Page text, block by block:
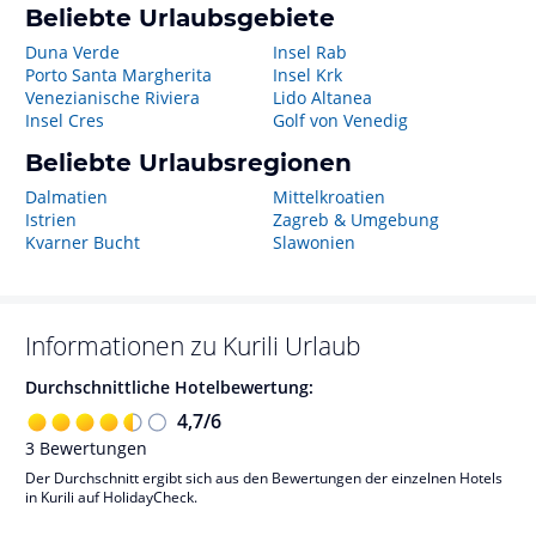
Beliebte Urlaubsgebiete
Duna Verde
Porto Santa Margherita
Venezianische Riviera
Insel Cres
Insel Rab
Insel Krk
Lido Altanea
Golf von Venedig
Beliebte Urlaubsregionen
Dalmatien
Istrien
Kvarner Bucht
Mittelkroatien
Zagreb & Umgebung
Slawonien
Informationen zu Kurili Urlaub
Durchschnittliche Hotelbewertung:
4,7/6
3 Bewertungen
Der Durchschnitt ergibt sich aus den Bewertungen der einzelnen Hotels
in Kurili auf HolidayCheck.